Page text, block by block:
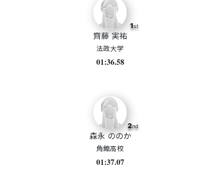
1st
齊藤 実祐
法政大学
01:36.58
2nd
森永 ののか
角館高校
01:37.07